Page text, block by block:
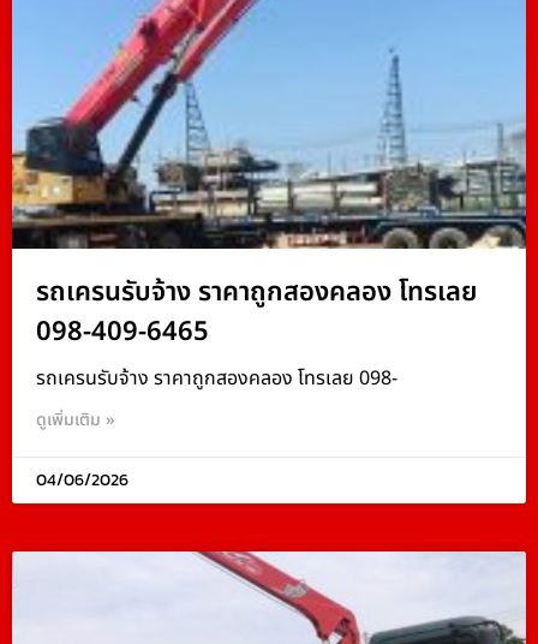
รถเครนรับจ้าง ราคาถูกสองคลอง โทรเลย
098-409-6465
รถเครนรับจ้าง ราคาถูกสองคลอง โทรเลย 098-
ดูเพิ่มเติม »
04/06/2026